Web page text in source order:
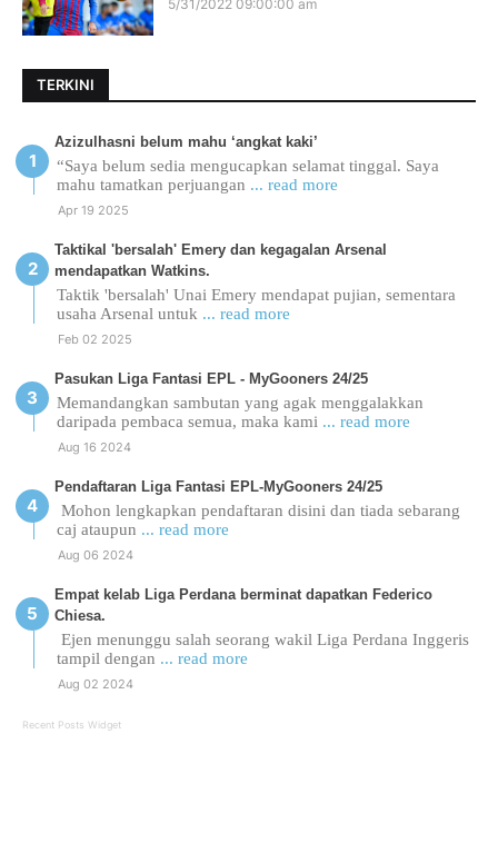
5/31/2022 09:00:00 am
TERKINI
Azizulhasni belum mahu ‘angkat kaki’
“Saya belum sedia mengucapkan selamat tinggal. Saya
mahu tamatkan perjuangan ... read more
Apr 19 2025
Taktikal 'bersalah' Emery dan kegagalan Arsenal
mendapatkan Watkins.
Taktik 'bersalah' Unai Emery mendapat pujian, sementara
usaha Arsenal untuk ... read more
Feb 02 2025
Pasukan Liga Fantasi EPL - MyGooners 24/25
Memandangkan sambutan yang agak menggalakkan
daripada pembaca semua, maka kami ... read more
Aug 16 2024
Pendaftaran Liga Fantasi EPL-MyGooners 24/25
Mohon lengkapkan pendaftaran disini dan tiada sebarang
caj ataupun ... read more
Aug 06 2024
Empat kelab Liga Perdana berminat dapatkan Federico
Chiesa.
Ejen menunggu salah seorang wakil Liga Perdana Inggeris
tampil dengan ... read more
Aug 02 2024
Recent Posts Widget